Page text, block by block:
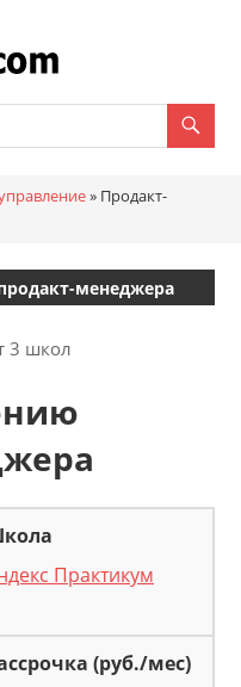
онлайн
» Продакт-
менеджера
3 школ
Практикум